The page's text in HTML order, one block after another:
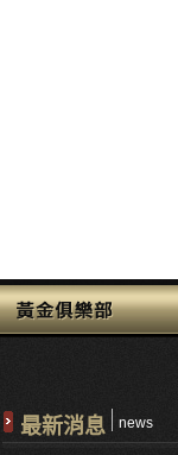
最新消息 news